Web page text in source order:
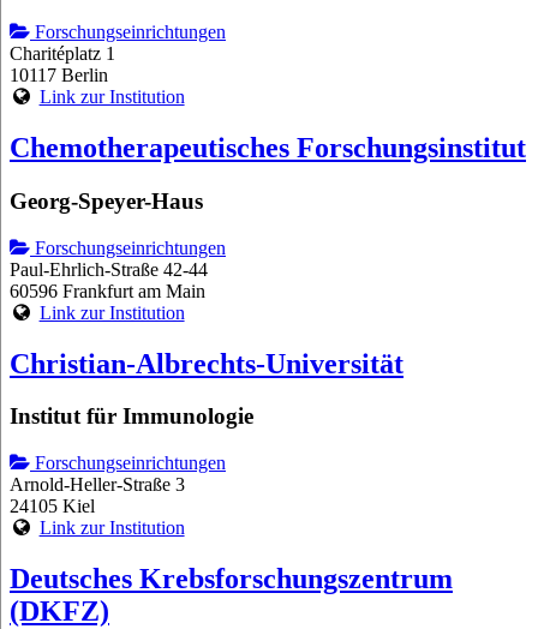
Forschungseinrichtungen
Charitéplatz 1
10117 Berlin
Link zur Institution
Chemotherapeutisches Forschungsinstitut
Georg-Speyer-Haus
Forschungseinrichtungen
Paul-Ehrlich-Straße 42-44
60596 Frankfurt am Main
Link zur Institution
Christian-Albrechts-Universität
Institut für Immunologie
Forschungseinrichtungen
Arnold-Heller-Straße 3
24105 Kiel
Link zur Institution
Deutsches Krebsforschungszentrum
(DKFZ)